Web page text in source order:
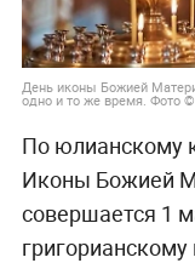
День иконы Божией
одно и то же время. Фото
По юлианскому
Иконы Божией
совершается 1